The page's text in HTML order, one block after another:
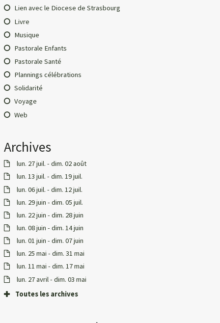
Lien avec le Diocese de Strasbourg
Livre
Musique
Pastorale Enfants
Pastorale Santé
Plannings célébrations
Solidarité
Voyage
Web
Archives
lun. 27 juil. - dim. 02 août
lun. 13 juil. - dim. 19 juil.
lun. 06 juil. - dim. 12 juil.
lun. 29 juin - dim. 05 juil.
lun. 22 juin - dim. 28 juin
lun. 08 juin - dim. 14 juin
lun. 01 juin - dim. 07 juin
lun. 25 mai - dim. 31 mai
lun. 11 mai - dim. 17 mai
lun. 27 avril - dim. 03 mai
Toutes les archives